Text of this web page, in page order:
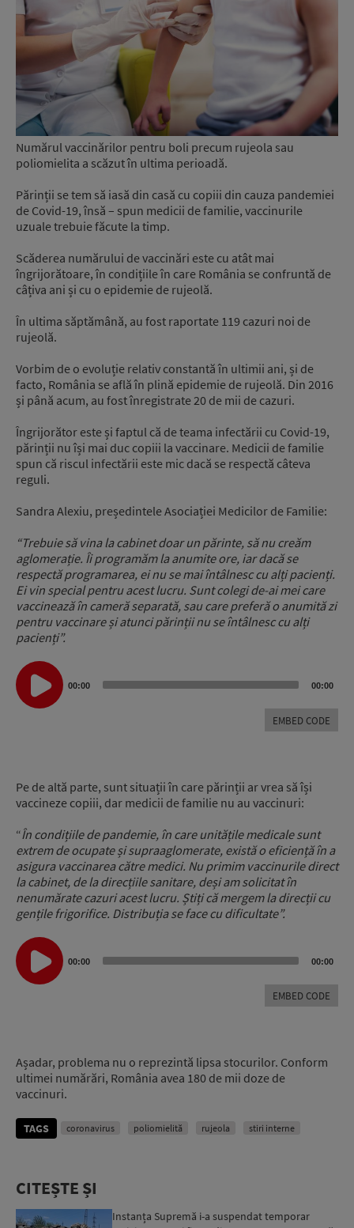
Numărul vaccinărilor pentru boli precum rujeola sau
poliomielita a scăzut în ultima perioadă.
Părinții se tem să iasă din casă cu copiii din cauza pandemiei
de Covid-19, însă – spun medicii de familie, vaccinurile
uzuale trebuie făcute la timp.
Scăderea numărului de vaccinări este cu atât mai
îngrijorătoare, în condițiile în care România se confruntă de
câțiva ani și cu o epidemie de rujeolă.
În ultima săptămână, au fost raportate 119 cazuri noi de
rujeolă.
Vorbim de o evoluție relativ constantă în ultimii ani, și de
facto, România se află în plină epidemie de rujeolă. Din 2016
și până acum, au fost înregistrate 20 de mii de cazuri.
Îngrijorător este și faptul că de teama infectării cu Covid-19,
părinții nu își mai duc copiii la vaccinare. Medicii de familie
spun că riscul infectării este mic dacă se respectă câteva
reguli.
Sandra Alexiu, președintele Asociației Medicilor de Familie:
“Trebuie să vina la cabinet doar un părinte, să nu creăm
aglomerație. Îi programăm la anumite ore, iar dacă se
respectă programarea, ei nu se mai întâlnesc cu alți pacienți.
Ei vin special pentru acest lucru. Sunt colegi de-ai mei care
vaccinează în cameră separată, sau care preferă o anumită zi
pentru vaccinare și atunci părinții nu se întâlnesc cu alți
pacienți”.
Audio
Player
00:00 00:00
EMBED CODE
Pe de altă parte, sunt situații în care părinții ar vrea să își
vaccineze copiii, dar medicii de familie nu au vaccinuri:
“În condițiile de pandemie, în care unitățile medicale sunt
extrem de ocupate și supraaglomerate, există o eficiență în a
asigura vaccinarea către medici. Nu primim vaccinurile direct
la cabinet, de la direcțiile sanitare, deși am solicitat în
nenumărate cazuri acest lucru. Știți că mergem la direcții cu
gențile frigorifice. Distribuția se face cu dificultate”.
Audio
Player
00:00 00:00
EMBED CODE
Așadar, problema nu o reprezintă lipsa stocurilor. Conform
ultimei numărări, România avea 180 de mii doze de
vaccinuri.
TAGS coronavirus poliomielită rujeola stiri interne
CITEȘTE ȘI
Instanța Supremă i-a suspendat temporar